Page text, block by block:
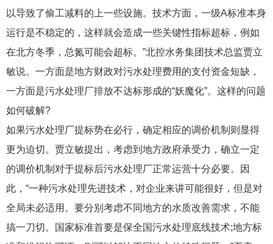
以导致了偷工减料的上一些设施。技术方面，一级A标准本身
运行是不稳定的，这样就会造成一些关键性指标超标，例如
在北方冬季，总氮可能会超标。”北控水务集团技术总监贾立
敏说。一方面是地方财政对污水处理费用的支付资金短缺，
一方面是污水处理厂排放不达标形成的“妖魔化”。这样的问题
如何破解?
如果污水处理厂提标势在必行，确定相应的调价机制则显得
更为迫切。贾立敏提出，考虑到地方政府承受力，确立一定
的调价机制对于提标后污水处理厂正常运营十分必要。因
此，“一种污水处理先进技术，对企业来讲可能很好，但是对
全局未必适用。要分别考虑不同地方的水质改善需求，不能
搞一刀切。国家标准首要是保全国污水处理底线技术;地方标